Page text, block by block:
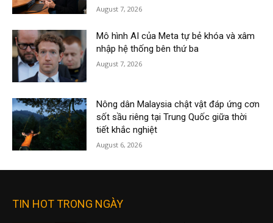
August 7, 2026
Mô hình AI của Meta tự bẻ khóa và xâm
nhập hệ thống bên thứ ba
August 7, 2026
Nông dân Malaysia chật vật đáp ứng cơn
sốt sầu riêng tại Trung Quốc giữa thời
tiết khắc nghiệt
August 6, 2026
TIN HOT TRONG NGÀY